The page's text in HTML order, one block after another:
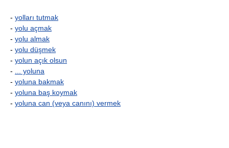
- yolları tutmak
- yolu açmak
- yolu almak
- yolu düşmek
- yolun açık olsun
-
... yoluna
- yoluna bakmak
- yoluna baş koymak
- yoluna can (veya canını) vermek